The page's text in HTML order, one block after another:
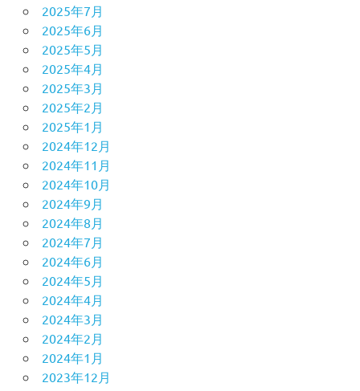
2025年7月
2025年6月
2025年5月
2025年4月
2025年3月
2025年2月
2025年1月
2024年12月
2024年11月
2024年10月
2024年9月
2024年8月
2024年7月
2024年6月
2024年5月
2024年4月
2024年3月
2024年2月
2024年1月
2023年12月